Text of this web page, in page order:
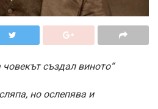
създал виното“
но ослепява и